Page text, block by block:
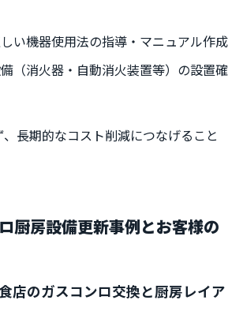
い機器使用法の指導・マニュアル作成
（消火器・自動消火装置等）の設置確
長期的なコスト削減につなげること
厨房設備更新事例とお客様の
店のガスコンロ交換と厨房レイア